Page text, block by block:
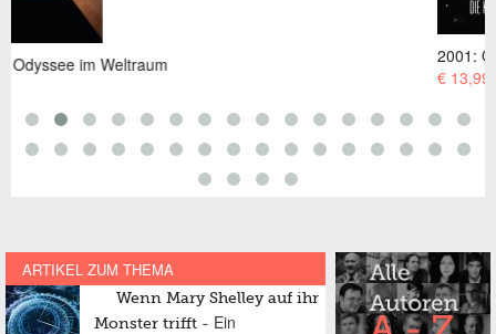
2001: Odyssee im Weltraum - Die Saga
€ 13,99
ARTIKEL ZUM THEMA
Wenn Mary Shelley auf ihr
Monster trifft
Ein